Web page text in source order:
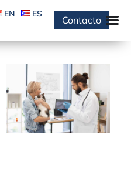
EN ES
Contacto